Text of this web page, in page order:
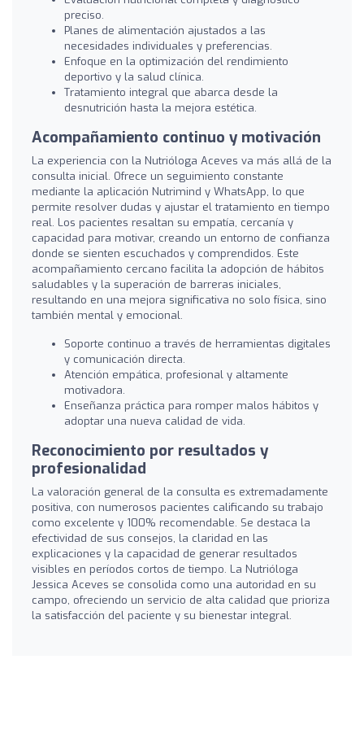
preciso.
Planes de alimentación ajustados a las
necesidades individuales y preferencias.
Enfoque en la optimización del rendimiento
deportivo y la salud clínica.
Tratamiento integral que abarca desde la
desnutrición hasta la mejora estética.
Acompañamiento continuo y motivación
La experiencia con la Nutrióloga Aceves va más allá de la
consulta inicial. Ofrece un seguimiento constante
mediante la aplicación Nutrimind y WhatsApp, lo que
permite resolver dudas y ajustar el tratamiento en tiempo
real. Los pacientes resaltan su empatía, cercanía y
capacidad para motivar, creando un entorno de confianza
donde se sienten escuchados y comprendidos. Este
acompañamiento cercano facilita la adopción de hábitos
saludables y la superación de barreras iniciales,
resultando en una mejora significativa no solo física, sino
también mental y emocional.
Soporte continuo a través de herramientas digitales
y comunicación directa.
Atención empática, profesional y altamente
motivadora.
Enseñanza práctica para romper malos hábitos y
adoptar una nueva calidad de vida.
Reconocimiento por resultados y
profesionalidad
La valoración general de la consulta es extremadamente
positiva, con numerosos pacientes calificando su trabajo
como excelente y 100% recomendable. Se destaca la
efectividad de sus consejos, la claridad en las
explicaciones y la capacidad de generar resultados
visibles en períodos cortos de tiempo. La Nutrióloga
Jessica Aceves se consolida como una autoridad en su
campo, ofreciendo un servicio de alta calidad que prioriza
la satisfacción del paciente y su bienestar integral.